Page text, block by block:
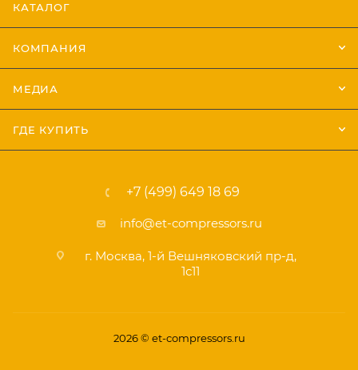
КАТАЛОГ
КОМПАНИЯ
МЕДИА
ГДЕ КУПИТЬ
+7 (499) 649 18 69
info@et-compressors.ru
г. Москва, 1-й Вешняковский пр-д,
1с11
2026 © et-compressors.ru